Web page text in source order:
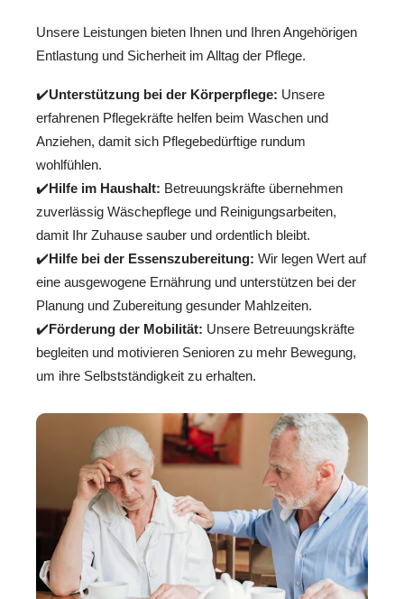
Unsere Leistungen bieten Ihnen und Ihren Angehörigen
Entlastung und Sicherheit im Alltag der Pflege.
✔️Unterstützung bei der Körperpflege: Unsere
erfahrenen Pflegekräfte helfen beim Waschen und
Anziehen, damit sich Pflegebedürftige rundum
wohlfühlen.
✔️Hilfe im Haushalt: Betreuungskräfte übernehmen
zuverlässig Wäschepflege und Reinigungsarbeiten,
damit Ihr Zuhause sauber und ordentlich bleibt.
✔️Hilfe bei der Essenszubereitung: Wir legen Wert auf
eine ausgewogene Ernährung und unterstützen bei der
Planung und Zubereitung gesunder Mahlzeiten.
✔️Förderung der Mobilität: Unsere Betreuungskräfte
begleiten und motivieren Senioren zu mehr Bewegung,
um ihre Selbstständigkeit zu erhalten.